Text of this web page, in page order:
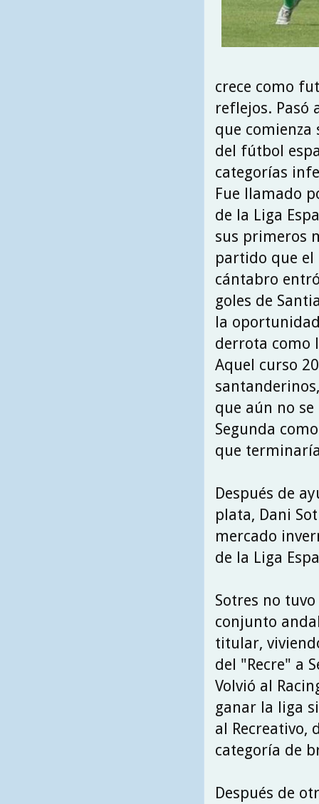
crece como
reflejos. Pasó
que comienza
del fútbol
categorías
Fue llamado
de la Liga
sus primeros
partido que
cántabro
goles de
la
derrota como
Aquel curso
que aún no
Segunda
que
Después de
plata, Dani
mercado
de la Liga
Sotres no
conjunto
titular,
del "Recre" a
Volvió al
ganar la liga
al Recreativo,
categoría de
Después de